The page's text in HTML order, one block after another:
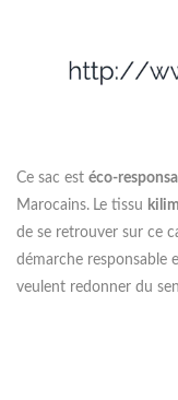
Ce sac est éco-
Marocains. Le tissu
de se retrouver sur ce
démarche responsable
veulent redonner du